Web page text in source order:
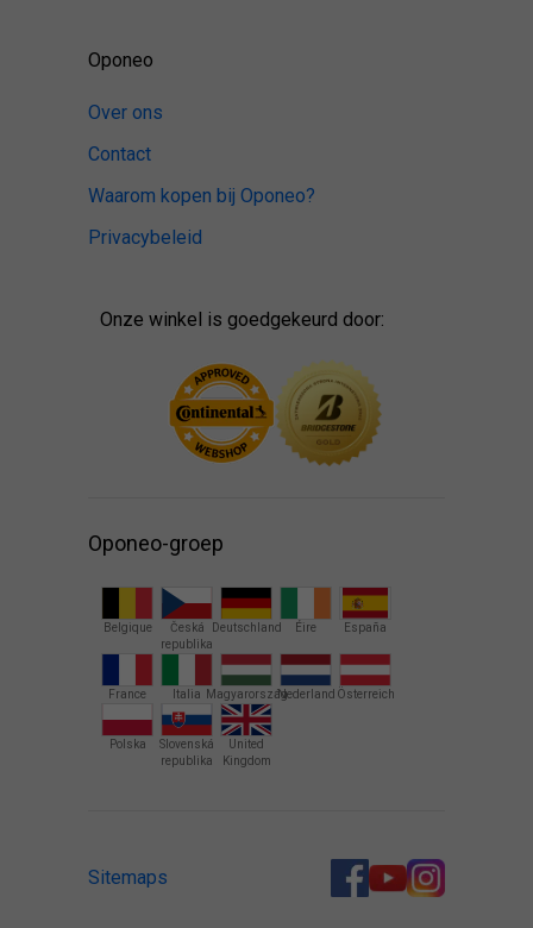
Oponeo
Over ons
Contact
Waarom kopen bij Oponeo?
Privacybeleid
Onze winkel is goedgekeurd door:
Oponeo-groep
Belgique
Česká
republika
Deutschland Éire España
France Italia MagyarországNederland Österreich
Polska
Slovenská
republika
United
Kingdom
Sitemaps